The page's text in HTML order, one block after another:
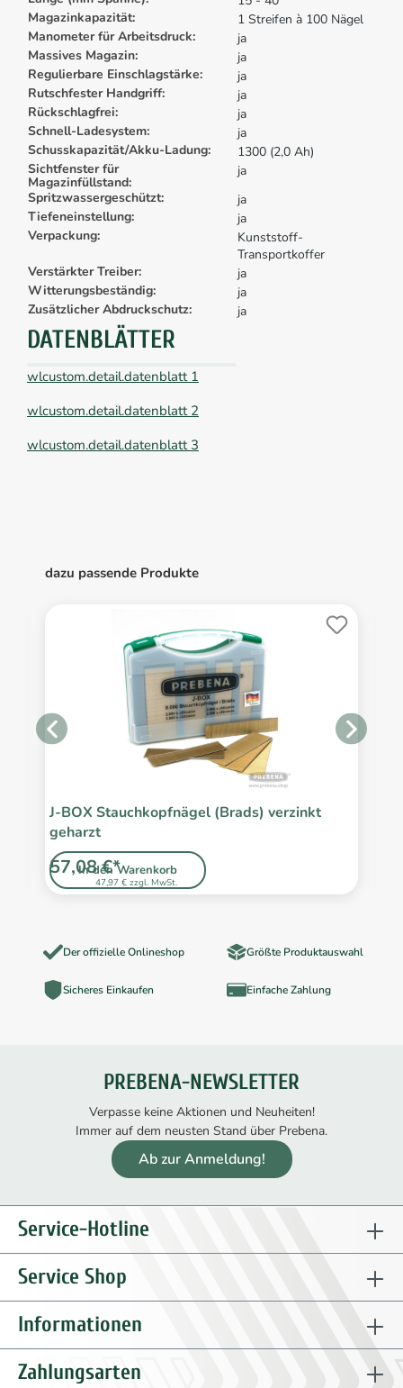
Magazinkapazität:
1 Streifen à 100 Nägel
Manometer für Arbeitsdruck:
ja
Massives Magazin:
ja
Regulierbare Einschlagstärke:
ja
Rutschfester Handgriff:
ja
Rückschlagfrei:
ja
Schnell-Ladesystem:
ja
Schusskapazität/Akku-Ladung:
1300 (2,0 Ah)
Sichtfenster für
Magazinfüllstand:
ja
Spritzwassergeschützt:
ja
Tiefeneinstellung:
ja
Verpackung:
Kunststoff-
Transportkoffer
Verstärkter Treiber:
ja
Witterungsbeständig:
ja
Zusätzlicher Abdruckschutz:
ja
DATENBLÄTTER
wlcustom.detail.datenblatt 1
wlcustom.detail.datenblatt 2
wlcustom.detail.datenblatt 3
dazu passende Produkte
J-BOX Stauchkopfnägel (Brads) verzinkt
geharzt
In den Warenkorb
47,97 € zzgl. MwSt.
57,08 €*
Der offizielle Onlineshop Größte Produktauswahl
Sicheres Einkaufen Einfache Zahlung
PREBENA-NEWSLETTER
Verpasse keine Aktionen und Neuheiten!
Immer auf dem neusten Stand über Prebena.
Ab zur Anmeldung!
Service-Hotline
Service Shop
Informationen
Zahlungsarten